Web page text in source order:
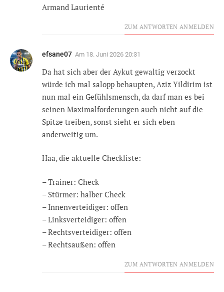
Armand Laurienté
ZUM ANTWORTEN ANMELDEN
efsane07 Am 18. Juni 2026 20:31
Da hat sich aber der Aykut gewaltig verzockt
würde ich mal salopp behaupten, Aziz Yildirim ist
nun mal ein Gefühlsmensch, da darf man es bei
seinen Maximalforderungen auch nicht auf die
Spitze treiben, sonst sieht er sich eben
anderweitig um.
Haa, die aktuelle Checkliste:
– Trainer: Check
– Stürmer: halber Check
– Innenverteidiger: offen
– Linksverteidiger: offen
– Rechtsverteidiger: offen
– Rechtsaußen: offen
ZUM ANTWORTEN ANMELDEN